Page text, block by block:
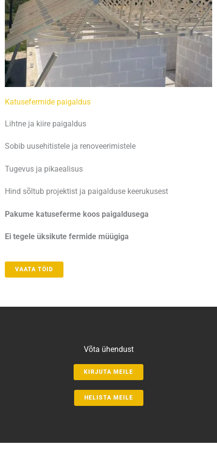
Katusefermide paigaldus
Lihtne ja kiire paigaldus
Sobib uusehitistele ja renoveerimistele
Tugevus ja pikaealisus
Hind sõltub projektist ja paigalduse keerukusest
Pakume katuseferme koos paigaldusega
Ei tegele üksikute fermide müügiga
VAATA TÖID
Võta ühendust
KIRJUTA MEILE
HELISTA MEILE